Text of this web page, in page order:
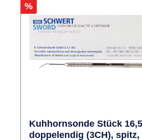
Rabatt
%
Kuhhornsonde Stück
doppelendig (3CH),